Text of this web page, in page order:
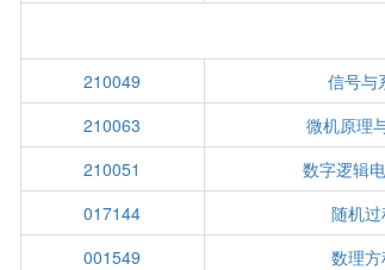
210049 信号与
210063
微机原理
210051
数字逻辑
017144
随机
001549
数理